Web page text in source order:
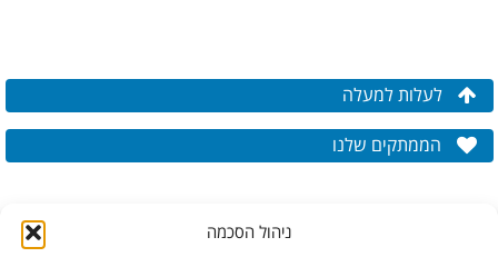
ניהול הסכמה
לעלות למעלה
הממתקים שלנו